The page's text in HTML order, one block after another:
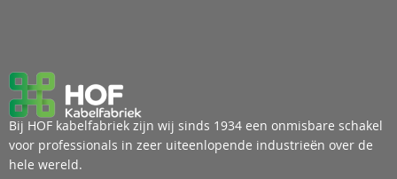
Bij HOF kabelfabriek zijn wij sinds 1934 een onmisbare schakel
voor professionals in zeer uiteenlopende industrieën over de
hele wereld.